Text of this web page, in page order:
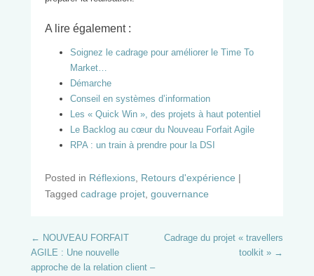
A lire également :
Soignez le cadrage pour améliorer le Time To
Market…
Démarche
Conseil en systèmes d’information
Les « Quick Win », des projets à haut potentiel
Le Backlog au cœur du Nouveau Forfait Agile
RPA : un train à prendre pour la DSI
Posted in Réflexions Retours d'expérience |
Tagged cadrage projet gouvernance
Post navigation
← NOUVEAU FORFAIT
AGILE : Une nouvelle
approche de la relation client –
Cadrage du projet « travellers
toolkit » →